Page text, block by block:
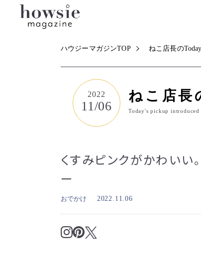
ハウジーマガジンTOP ねこ店長の
2022
11/06
ねこ店長
Today's pickup introduced
くすみピンクがかわいい
ー
おでかけ 2022.11.06